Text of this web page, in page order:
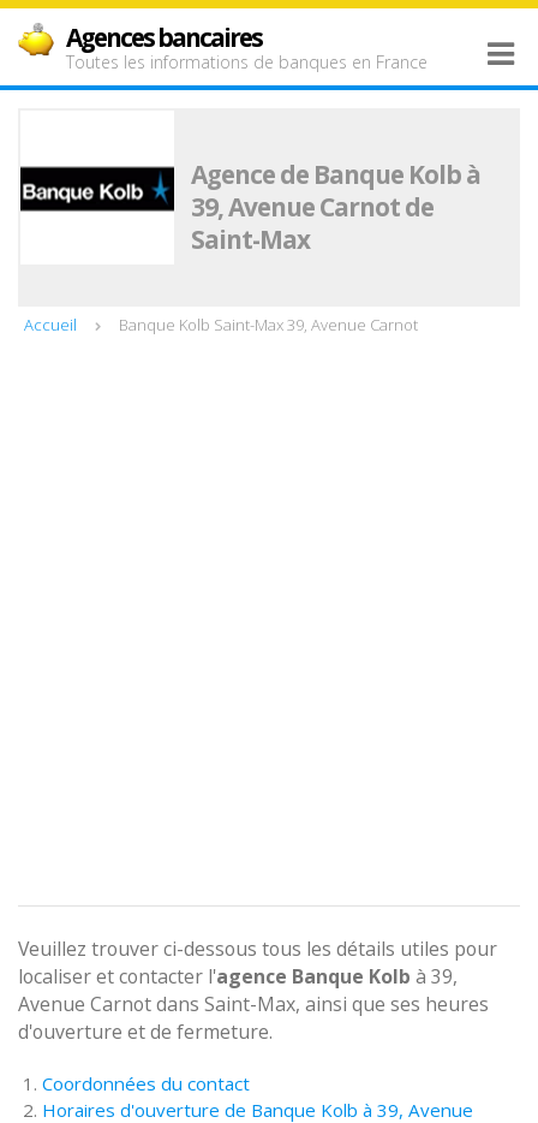
Agences bancaires
Toutes les informations de banques en France
Agence de Banque Kolb à
39, Avenue Carnot de
Saint-Max
Accueil Banque Kolb Saint-Max 39, Avenue Carnot
Veuillez trouver ci-dessous tous les détails utiles pour
localiser et contacter l'agence Banque Kolb à 39,
Avenue Carnot dans Saint-Max, ainsi que ses heures
d'ouverture et de fermeture.
Coordonnées du contact
Horaires d'ouverture de Banque Kolb à 39, Avenue